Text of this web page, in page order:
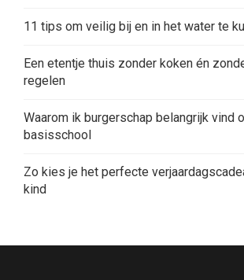
11 tips om veilig bij en in het water te
Een etentje thuis zonder koken én
regelen
Waarom ik burgerschap belangrijk vind
basisschool
Zo kies je het perfecte
kind